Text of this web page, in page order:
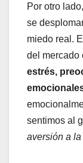
Por otro
se
miedo real.
del mercado
estrés,
sentimos al
aversión a